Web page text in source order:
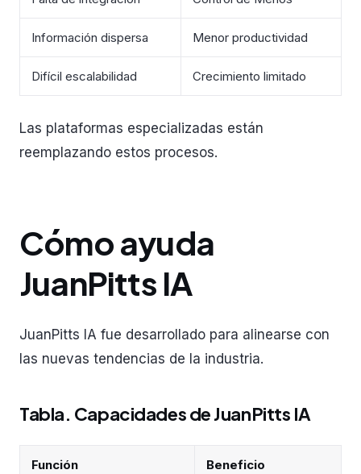
Información dispersa Menor productividad
Difícil escalabilidad Crecimiento limitado
Las plataformas especializadas están
reemplazando estos procesos.
Cómo ayuda
JuanPitts IA
JuanPitts IA fue desarrollado para alinearse con
las nuevas tendencias de la industria.
Tabla. Capacidades de JuanPitts IA
Función Beneficio